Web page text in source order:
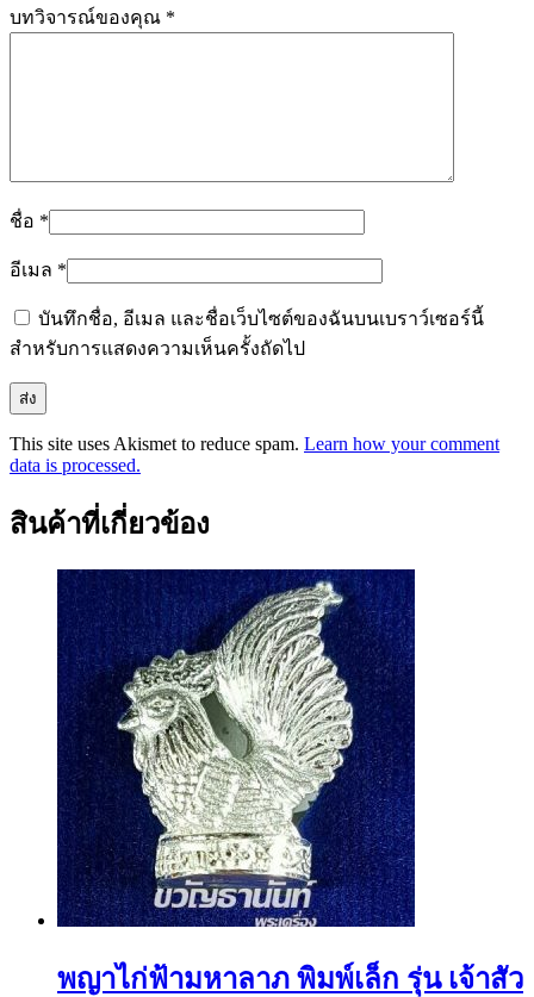
บทวิจารณ์ของคุณ *
ชื่อ *
อีเมล *
บันทึกชื่อ, อีเมล และชื่อเว็บไซต์ของฉันบนเบราว์เซอร์นี้
สำหรับการแสดงความเห็นครั้งถัดไป
This site uses Akismet to reduce spam. Learn how your comment
data is processed.
สินค้าที่เกี่ยวข้อง
พญาไก่ฟ้ามหาลาภ พิมพ์เล็ก รุ่น เจ้าสัว